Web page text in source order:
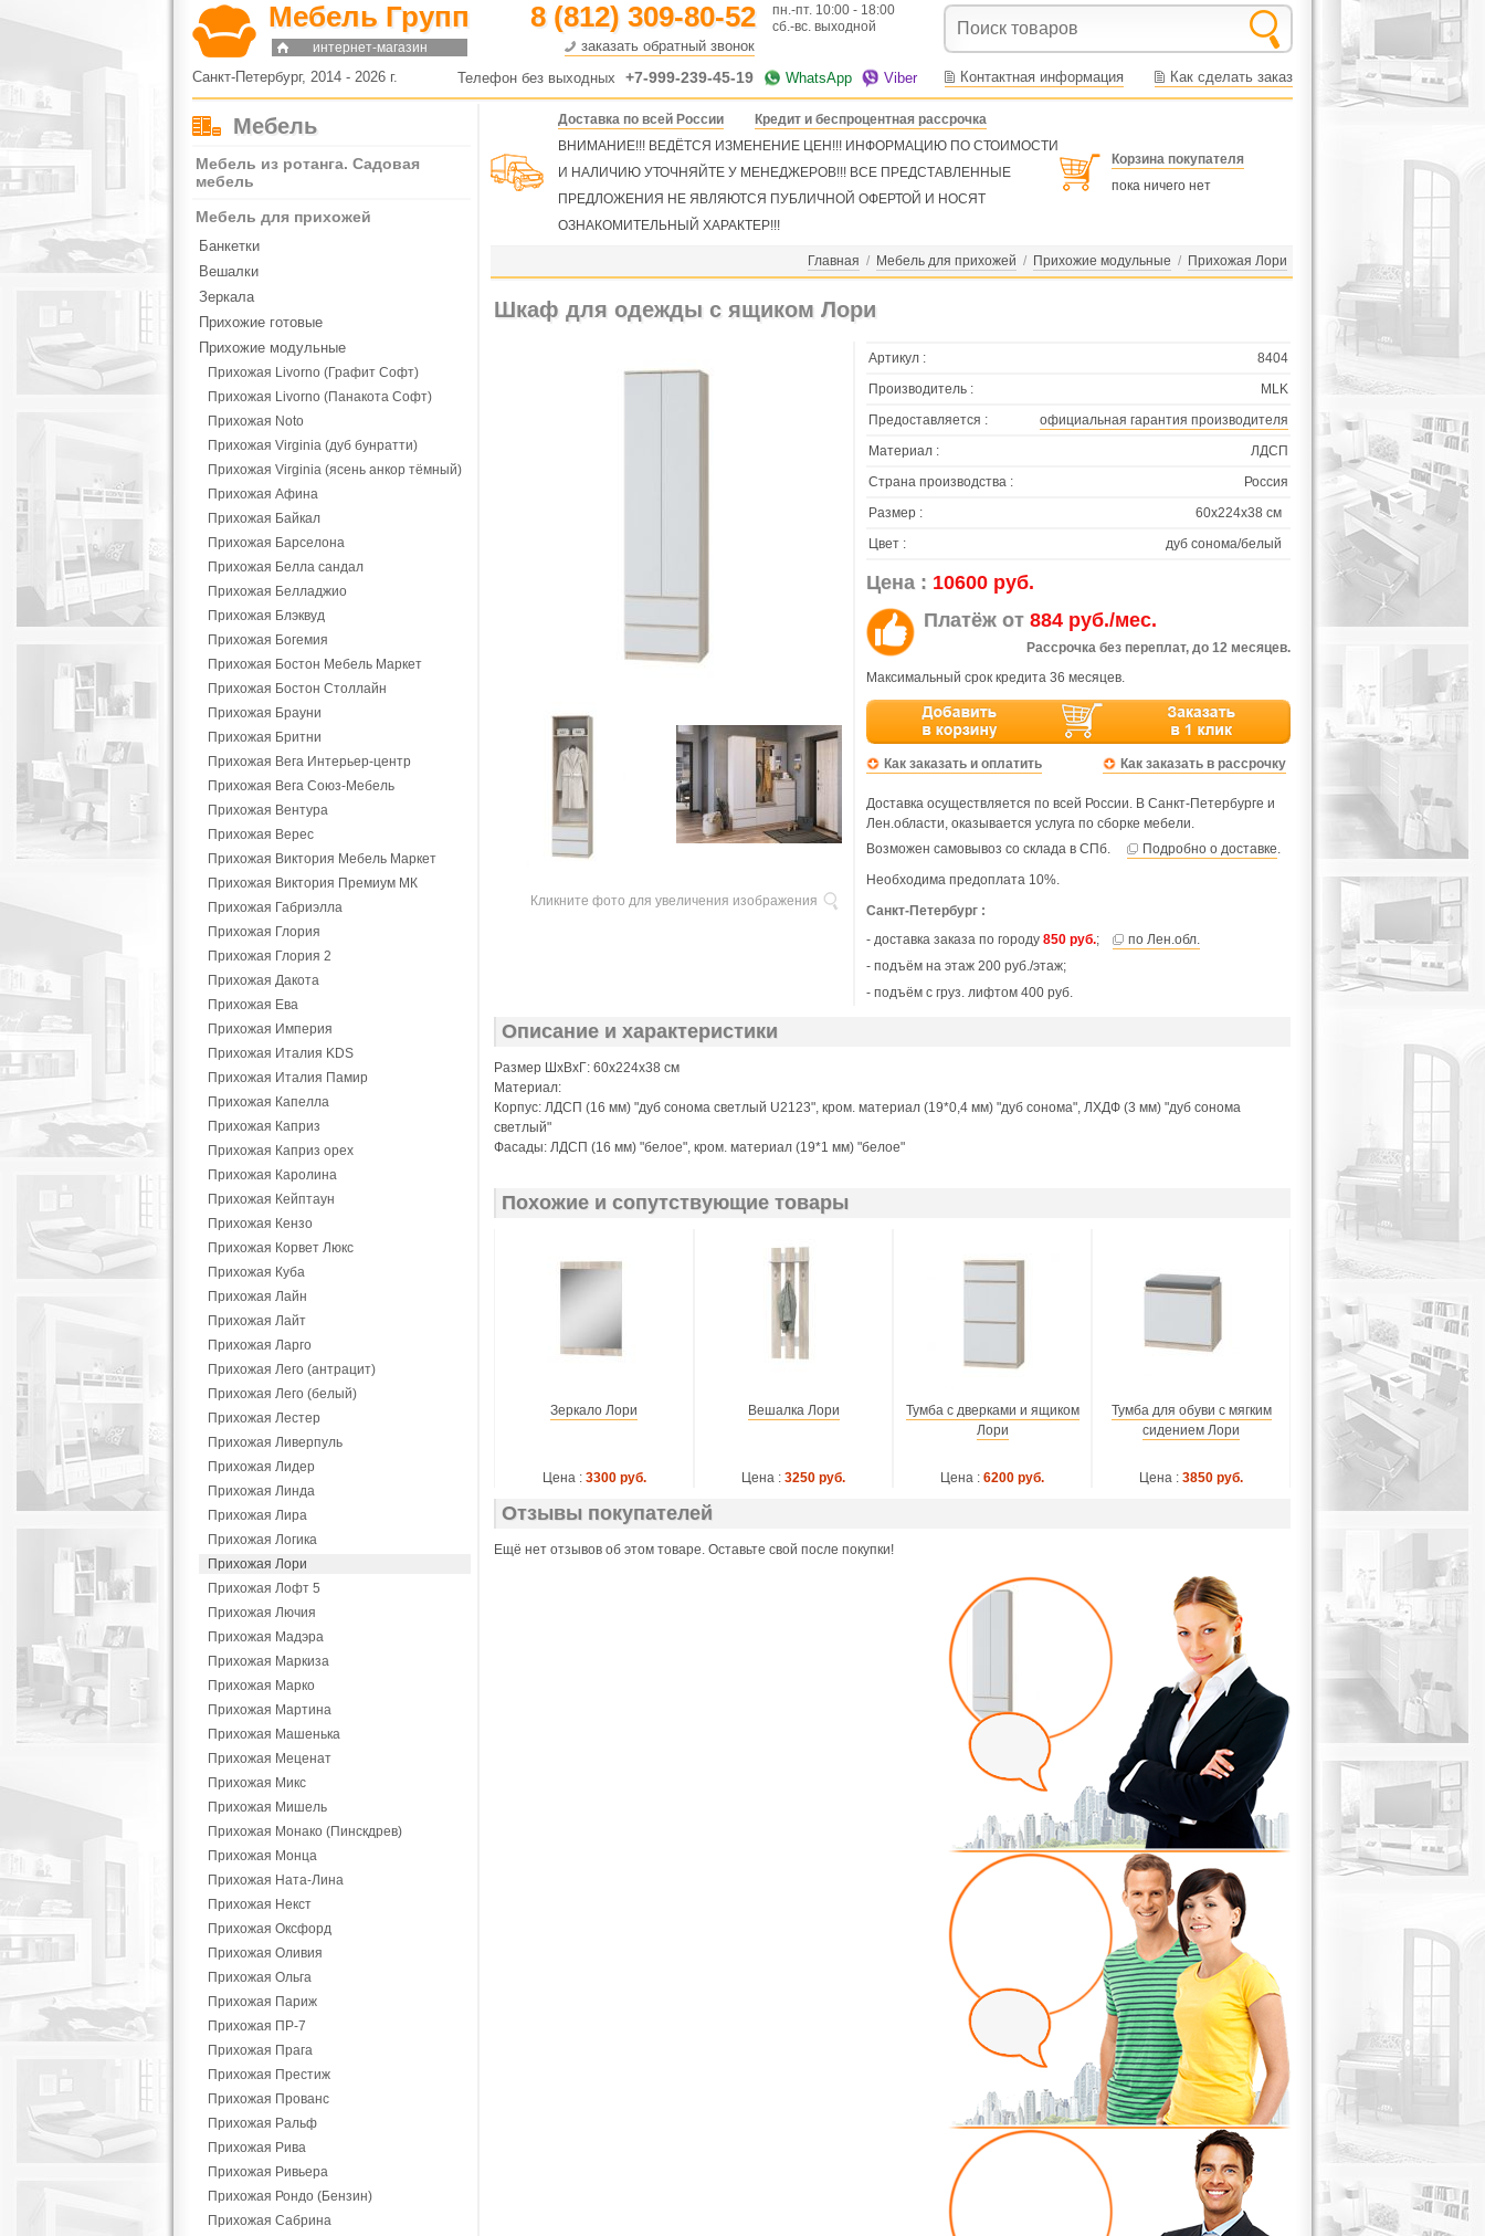
Мебель Групп
интернет-магазин
8 (812) 309-80-52
заказать обратный звонок
пн.-пт. 10:00 - 18:00
сб.-вс. выходной
Санкт-Петербург, 2014 - 2026 г. Телефон без выходных +7-999-239-45-19 WhatsApp Viber Контактная информация Как сделать заказ
Мебель
Мебель из ротанга. Садовая
мебель
Мебель для прихожей
Банкетки
Вешалки
Зеркала
Прихожие готовые
Прихожие модульные
Прихожая Livorno (Графит Софт)
Прихожая Livorno (Панакота Софт)
Прихожая Noto
Прихожая Virginia (дуб бунратти)
Прихожая Virginia (ясень анкор тёмный)
Прихожая Афина
Прихожая Байкал
Прихожая Барселона
Прихожая Белла сандал
Прихожая Белладжио
Прихожая Блэквуд
Прихожая Богемия
Прихожая Бостон Мебель Маркет
Прихожая Бостон Столлайн
Прихожая Брауни
Прихожая Бритни
Прихожая Вега Интерьер-центр
Прихожая Вега Союз-Мебель
Прихожая Вентура
Прихожая Верес
Прихожая Виктория Мебель Маркет
Прихожая Виктория Премиум МК
Прихожая Габриэлла
Прихожая Глория
Прихожая Глория 2
Прихожая Дакота
Прихожая Ева
Прихожая Империя
Прихожая Италия KDS
Прихожая Италия Памир
Прихожая Капелла
Прихожая Каприз
Прихожая Каприз орех
Прихожая Каролина
Прихожая Кейптаун
Прихожая Кензо
Прихожая Корвет Люкс
Прихожая Куба
Прихожая Лайн
Прихожая Лайт
Прихожая Ларго
Прихожая Лего (антрацит)
Прихожая Лего (белый)
Прихожая Лестер
Прихожая Ливерпуль
Прихожая Лидер
Прихожая Линда
Прихожая Лира
Прихожая Логика
Прихожая Лори
Прихожая Лофт 5
Прихожая Лючия
Прихожая Мадэра
Прихожая Маркиза
Прихожая Марко
Прихожая Мартина
Прихожая Машенька
Прихожая Меценат
Прихожая Микс
Прихожая Мишель
Прихожая Монако (Пинскдрев)
Прихожая Монца
Прихожая Ната-Лина
Прихожая Некст
Прихожая Оксфорд
Прихожая Оливия
Прихожая Ольга
Прихожая Париж
Прихожая ПР-7
Прихожая Прага
Прихожая Престиж
Прихожая Прованс
Прихожая Ральф
Прихожая Рива
Прихожая Ривьера
Прихожая Рондо (Бензин)
Прихожая Сабрина
Доставка по всей России
Кредит и беспроцентная рассрочка
ВНИМАНИЕ!!! ВЕДЁТСЯ ИЗМЕНЕНИЕ ЦЕН!!! ИНФОРМАЦИЮ ПО СТОИМОСТИ
И НАЛИЧИЮ УТОЧНЯЙТЕ У МЕНЕДЖЕРОВ!!! ВСЕ ПРЕДСТАВЛЕННЫЕ
ПРЕДЛОЖЕНИЯ НЕ ЯВЛЯЮТСЯ ПУБЛИЧНОЙ ОФЕРТОЙ И НОСЯТ
ОЗНАКОМИТЕЛЬНЫЙ ХАРАКТЕР!!!
Корзина покупателя
пока ничего нет
Главная / Мебель для прихожей / Прихожие модульные / Прихожая Лори
Шкаф для одежды с ящиком Лори
Кликните фото для увеличения изображения
Артикул :
8404
Производитель :
MLK
Предоставляется :
официальная гарантия производителя
Материал :
ЛДСП
Страна производства :
Россия
Размер :
60х224х38 см
Цвет :
дуб сонома/белый
Цена : 10600 руб.
Платёж от 884 руб./мес.
Рассрочка без переплат, до 12 месяцев.
Максимальный срок кредита 36 месяцев.
Как заказать и оплатить Как заказать в рассрочку
Доставка осуществляется по всей России. В Санкт-Петербурге и
Лен.области, оказывается услуга по сборке мебели.
Возможен самовывоз со склада в СПб.
Подробно о доставке.
Необходима предоплата 10%.
Санкт-Петербург :
- доставка заказа по городу 850 руб.;
по Лен.обл.
- подъём на этаж 200 руб./этаж;
- подъём с груз. лифтом 400 руб.
Описание и характеристики
Размер ШхВхГ: 60х224х38 см
Материал:
Корпус: ЛДСП (16 мм) "дуб сонома светлый U2123", кром. материал (19*0,4 мм) "дуб сонома", ЛХДФ (3 мм) "дуб сонома
светлый"
Фасады: ЛДСП (16 мм) "белое", кром. материал (19*1 мм) "белое"
Похожие и сопутствующие товары
Зеркало Лори
Цена : 3300 руб.
Вешалка Лори
Цена : 3250 руб.
Тумба с дверками и ящиком
Лори
Цена : 6200 руб.
Тумба для обуви с мягким
сидением Лори
Цена : 3850 руб.
Отзывы покупателей
Ещё нет отзывов об этом товаре. Оставьте свой после покупки!